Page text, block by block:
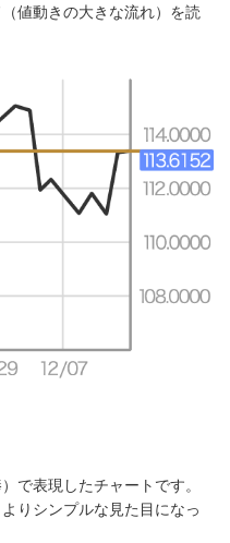
値動きの大きな流れ）を読
で表現したチャートです。
りシンプルな見た目になっ